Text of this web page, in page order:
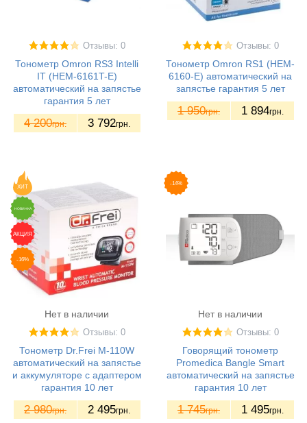
Отзывы: 0
Тонометр Omron RS3 Intelli
IT (HEM-6161T-E)
автоматический на запястье
гарантия 5 лет
4 200грн. 3 792грн.
Отзывы: 0
Тонометр Omron RS1 (HEM-
6160-E) автоматический на
запястье гарантия 5 лет
1 950грн. 1 894грн.
ХИТ
НОВИНКА
АКЦИЯ
-16%
Нет в наличии
Отзывы: 0
Тонометр Dr.Frei M-110W
автоматический на запястье
и аккумуляторе с адаптером
гарантия 10 лет
2 980грн. 2 495грн.
-14%
Нет в наличии
Отзывы: 0
Говорящий тонометр
Promedica Bangle Smart
автоматический на запястье
гарантия 10 лет
1 745грн. 1 495грн.